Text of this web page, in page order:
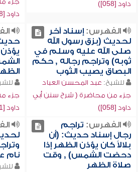
داود [058])
داود [058])
الفهرس:إسناد آخر
لحديث (بزق رسول الله
صلى الله عليه وسلم في
ثوبه) وتراجم رجاله , حكم
البصاق يصيب الثوب
للشيخ: عبد المحسن العباد
جزء من محاضرة ( شرح سنن أبي
داود [058])
جزء
داود [061])
الفهرس: تراجم
رجال إسناد حديث: (أن
بلالاً كان يؤذن الظهر إذا
دحضت الشمس) , وقت
صلاة الظهر
نام